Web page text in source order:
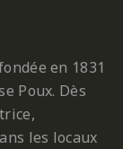
en 1831
Poux. Dès
les locaux